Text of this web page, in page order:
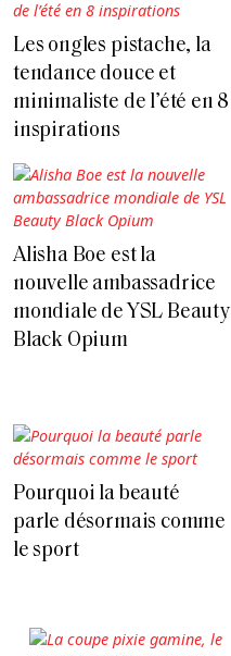
Les ongles pistache, la
tendance douce et
minimaliste de l’été en 8
inspirations
Alisha Boe est la
nouvelle ambassadrice
mondiale de YSL Beauty
Black Opium
Pourquoi la beauté
parle désormais comme
le sport